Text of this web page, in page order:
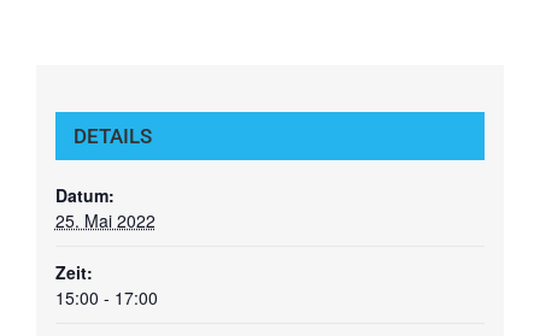
DETAILS
Datum:
25. Mai 2022
Zeit:
15:00 - 17:00